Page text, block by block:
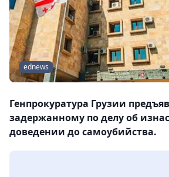
ednews
Генпрокуратура Грузии
задержанному по делу об
доведении до самоубийства.